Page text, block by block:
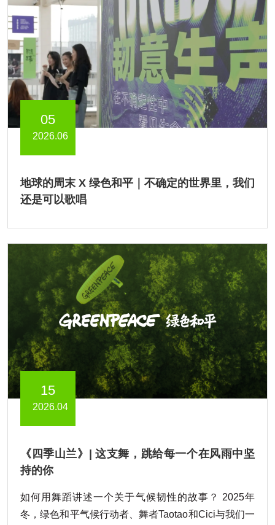
05
2026.06
地球的周末 X 绿色和平｜不确定的世界里，我们
还是可以歌唱
15
2026.04
《四季山兰》| 这支舞，跳给每一个在风雨中坚
持的你
如何用舞蹈讲述一个关于气候韧性的故事？ 2025年
冬，绿色和平气候行动者、舞者Taotao和Cici与我们一